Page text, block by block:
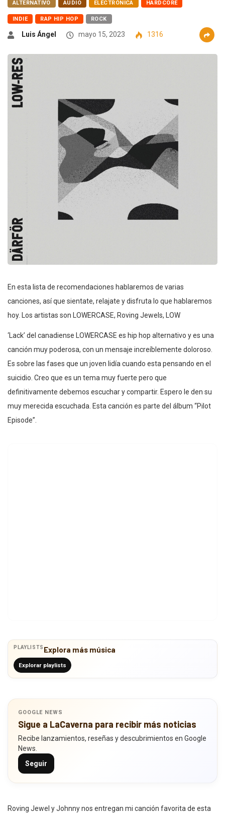
ALTERNATIVO AUDIO ELECTRÓNICA HARDCORE
INDIE RAP HIP HOP ROCK
Luis Ángel mayo 15, 2023 1316
En esta lista de recomendaciones hablaremos de varias
canciones, así que sientate, relajate y disfruta lo que hablaremos
hoy. Los artistas son LOWERCASE, Roving Jewels, LOW
‘Lack’ del canadiense LOWERCASE es hip hop alternativo y es una
canción muy poderosa, con un mensaje increíblemente doloroso.
Es sobre las fases que un joven lidía cuando esta pensando en el
suicidio. Creo que es un tema muy fuerte pero que
definitivamente debemos escuchar y compartir. Espero le den su
muy merecida escuchada. Esta canción es parte del álbum “Pilot
Episode”.
PLAYLISTS Explora más música
Explorar playlists
GOOGLE NEWS
Sigue a LaCaverna para recibir más noticias
Recibe lanzamientos, reseñas y descubrimientos en Google
News.
Seguir
Roving Jewel y Johnny nos entregan mi canción favorita de esta